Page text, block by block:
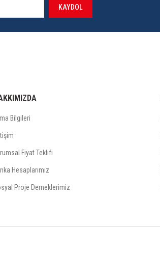
KAYDOL
Bilgileri
Fiyat Teklifi
Hesaplarımız
Proje Derneklerimiz